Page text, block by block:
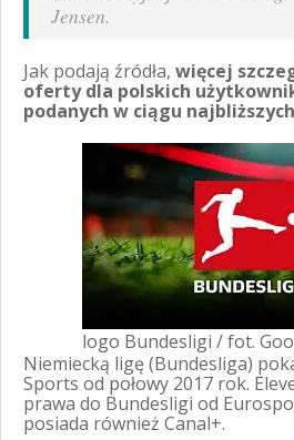
Jensen.
Jak podają źródła, więcej
oferty dla polskich
podanych w ciągu
logo Bundesligi / fot.
Niemiecką ligę (Bundesliga)
Sports od połowy 2017 rok.
prawa do Bundesligi od
posiada również Canal+.